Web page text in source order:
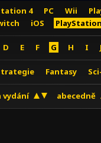
4 PC Wii
iOS
D E F G H I J
Fantasy
vydání abecedně